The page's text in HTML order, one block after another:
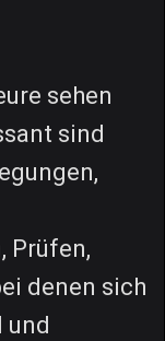
sehen
sind
Prüfen,
denen sich
und